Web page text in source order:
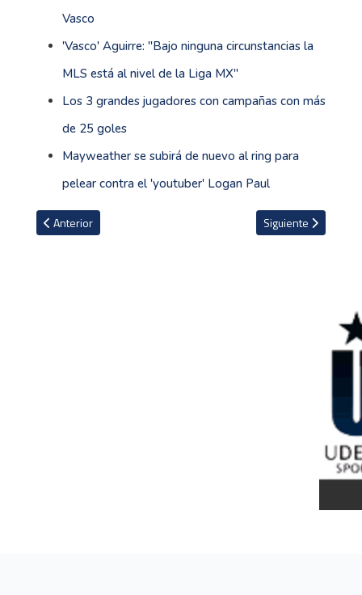
Vasco
'Vasco' Aguirre: ''Bajo ninguna circunstancias la
MLS está al nivel de la Liga MX''
Los 3 grandes jugadores con campañas con más
de 25 goles
Mayweather se subirá de nuevo al ring para
pelear contra el 'youtuber' Logan Paul
Artículo anterior: Excelente labor de Amador e Ineos en el Tour
Anterior Artículo siguiente:
Siguiente